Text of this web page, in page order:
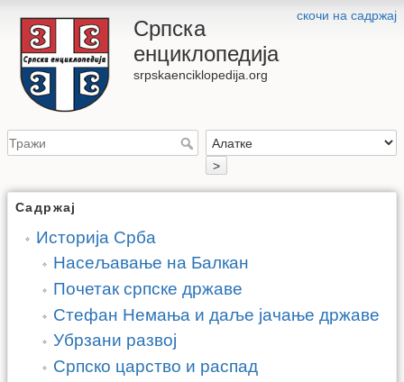
скочи на садржај
Српска
енциклопедија
srpskaenciklopedija.org
>
Садржај
Историја Срба
Насељавање на Балкан
Почетак српске државе
Стефан Немања и даље јачање државе
Убрзани развој
Српско царство и распад